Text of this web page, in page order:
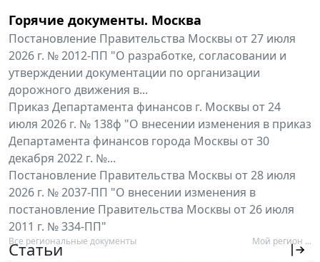
Горячие документы. Москва
Постановление Правительства Москвы от 27 июля
2026 г. № 2012-ПП "О разработке, согласовании и
утверждении документации по организации
дорожного движения в...
Приказ Департамента финансов г. Москвы от 24
июля 2026 г. № 138ф "О внесении изменения в приказ
Департамента финансов города Москвы от 30
декабря 2022 г. №...
Постановление Правительства Москвы от 28 июля
2026 г. № 2037-ПП "О внесении изменения в
постановление Правительства Москвы от 26 июля
2011 г. № 334-ПП"
Все региональные документы Мой регион ...
Статьи